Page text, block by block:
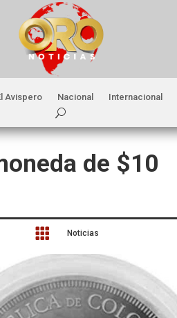
Avispero Nacional Internacional
de $10
 Noticias